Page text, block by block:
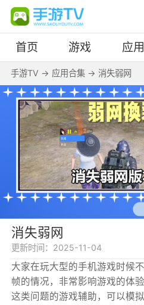
首页 游戏 应用
手游TV -> 应用合集-> 消失弱网
消失弱网
更新时间： 2025-11-04
大家在玩大型的手机游戏时候
帧的情况，非常影响游戏的体
这类问题的游戏辅助，可以模